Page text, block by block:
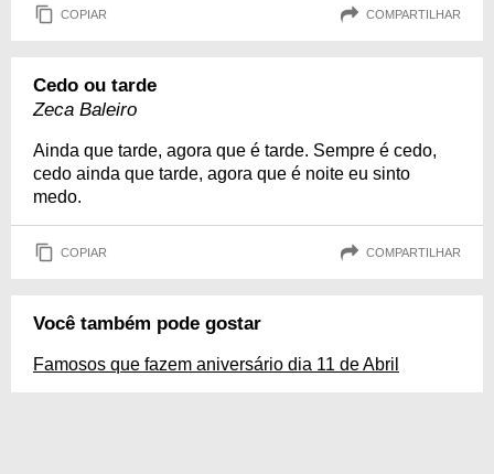
COPIAR COMPARTILHAR
Cedo ou tarde
Zeca Baleiro
Ainda que tarde, agora que é tarde. Sempre é cedo,
cedo ainda que tarde, agora que é noite eu sinto
medo.
COPIAR COMPARTILHAR
Você também pode gostar
Famosos que fazem aniversário dia 11 de Abril